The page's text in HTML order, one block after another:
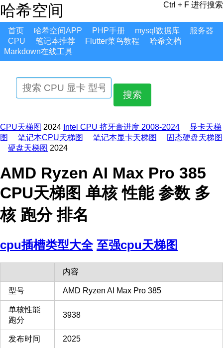
哈希空间 Ctrl + F 进行搜索
首页 哈希空间APP PHP手册 mysql数据库
服务器
CPU
笔记本推荐 Flutter菜鸟教程
哈希文档
Markdown在线工具
搜索
CPU天梯图 2024 Intel CPU 挤牙膏进度 2008-2024
显卡天梯
图
笔记本CPU天梯图 笔记本显卡天梯图
固态硬盘天梯图
硬盘天梯图 2024
AMD Ryzen AI Max Pro 385
CPU天梯图 单核 性能 参数 多
核 跑分 排名
cpu插槽类型大全 至强cpu天梯图
内容
型号 AMD Ryzen AI Max Pro 385
单核性能
跑分
3938
发布时间 2025